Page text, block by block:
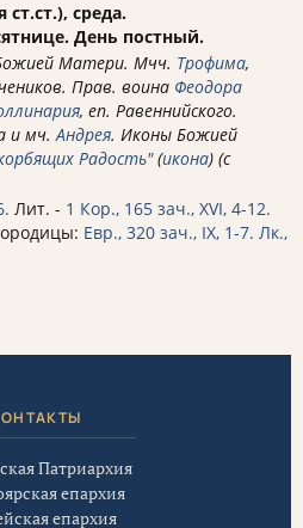
ст.ст.), среда.
День постный.
Матери. Мчч. Трофима,
Прав. воина Феодора
, еп. Равеннийского.
и мч.Андрея. Иконы Божией
Радость"(икона) (с
Лит. - 1 Кор., 165 зач., XVI, 4-12.
Евр., 320 зач., IX, 1-7. Лк.,
Патриархия
епархия
епархия